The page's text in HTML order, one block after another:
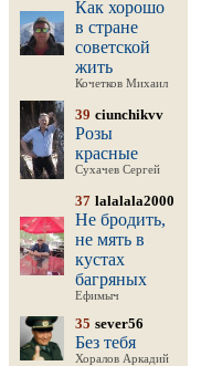
Как хорошо
в стране
советской
жить
Кочетков Михаил
39 ciunchikvv
Розы
красные
Сухачев Сергей
37 lalalala2000
Не бродить,
не мять в
кустах
багряных
Ефимыч
35 sever56
Без тебя
Хоралов Аркадий